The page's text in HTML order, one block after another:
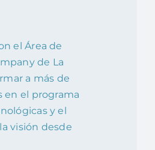
el Área de
de La
a más de
en el programa
y el
visión desde